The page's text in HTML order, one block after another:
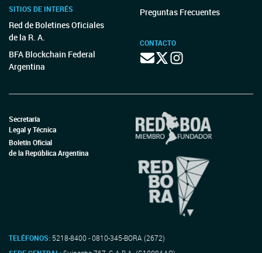
SITIOS DE INTERÉS
Red de Boletines Oficiales
de la R. A.
BFA Blockchain Federal
Argentina
Preguntas Frecuentes
CONTACTO
Secretaría
Legal y Técnica
Boletín Oficial
de la República Argentina
TELÉFONOS: 5218-8400 - 0810-345-BORA (2672)